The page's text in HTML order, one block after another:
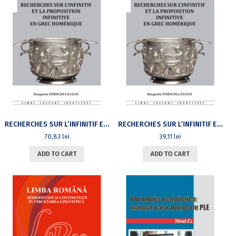
RECHERCHES SUR L’INFINITIF ET LA PROPOSITION INFINITIVE EN GREC HOMÉRIQUE, VOL II, ANNEXES
70,83 lei
ADD TO CART
RECHERCHES SUR L’INFINITIF ET LA PROPOSITION INFINITIVE EN GREC HOMÉRIQUE, VOL I
39,11lei
ADD TO CART